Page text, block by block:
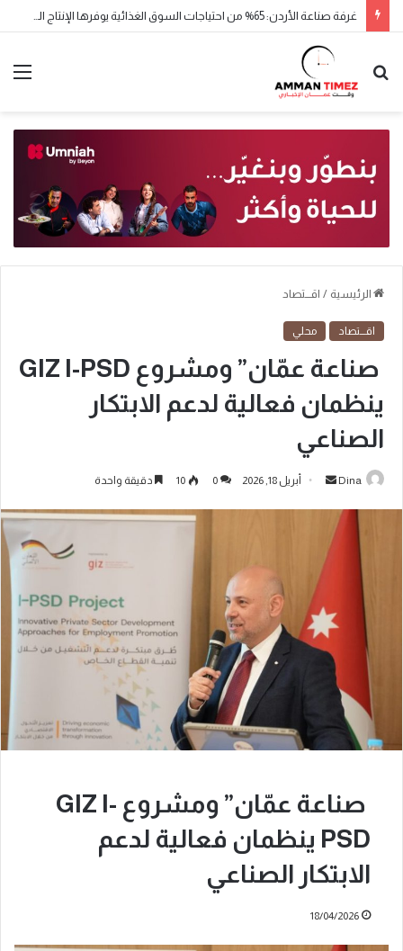
غرفة صناعة الأردن: 65% من احتياجات السوق الغذائية يوفرها الإنتاج المحلي
الرئيسية / اقـــتصاد
اقـــتصاد محلي
صناعة عمّان” ومشروع GIZ I-PSD
ينظمان فعالية لدعم الابتكار
الصناعي
Dina أبريل 18, 2026 0
10 دقيقة واحدة
صناعة عمّان” ومشروع GIZ I-
PSD ينظمان فعالية لدعم
الابتكار الصناعي
18/04/2026